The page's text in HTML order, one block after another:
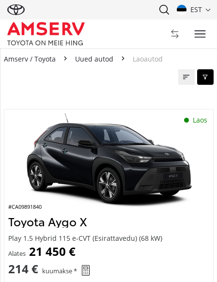
EST
Amserv / Toyota Uued autod Laoautod
Laos
#CA09891840
Toyota Aygo X
Play 1.5 Hybrid 115 e-CVT (Esirattavedu) (68 kW)
Alates 21 450 €
214 € kuumakse *